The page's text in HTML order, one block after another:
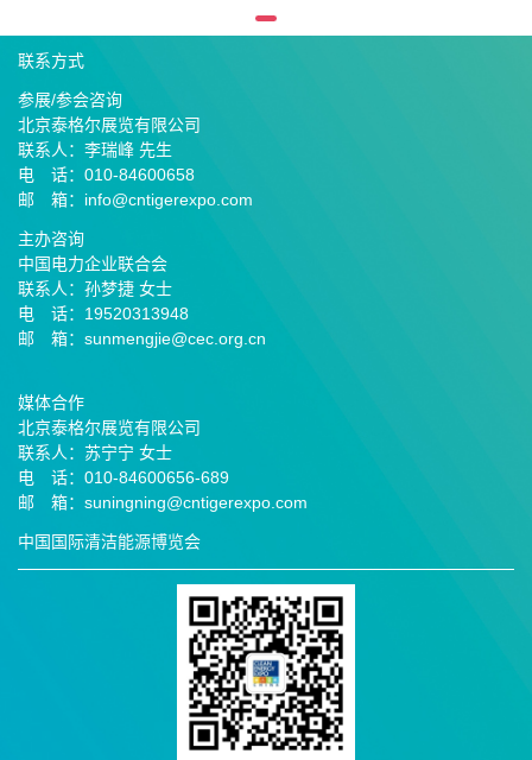
联系方式
参展/参会咨询
北京泰格尔展览有限公司
联系人：李瑞峰 先生
电 话：010-84600658
邮 箱：info@cntigerexpo.com
主办咨询
中国电力企业联合会
联系人：孙梦捷 女士
电 话：19520313948
邮 箱：sunmengjie@cec.org.cn
媒体合作
北京泰格尔展览有限公司
联系人：苏宁宁 女士
电 话：010-84600656-689
邮
箱：suningning@cntigerexpo.com
中国国际清洁能源博览会